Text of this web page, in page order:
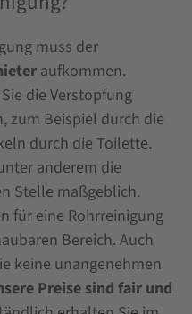
muss der
aufkommen.
die Verstopfung
zum Beispiel durch die
durch die Toilette.
anderem die
Stelle maßgeblich.
für eine Rohrreinigung
Bereich. Auch
keine unangenehmen
Preise sind fair und